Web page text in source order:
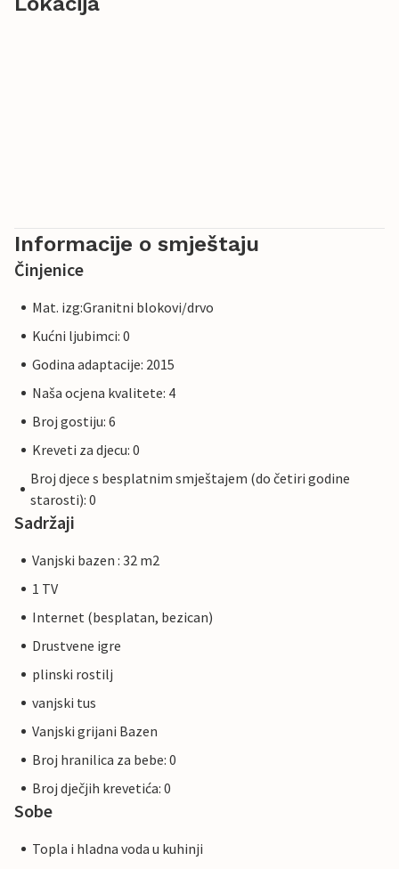
Informacije o smještaju
Činjenice
Mat. izg:Granitni blokovi/drvo
Kućni ljubimci: 0
Godina adaptacije: 2015
Naša ocjena kvalitete: 4
Broj gostiju: 6
Kreveti za djecu: 0
Broj djece s besplatnim smještajem (do četiri godine
starosti): 0
Sadržaji
Vanjski bazen : 32 m2
1 TV
Internet (besplatan, bezican)
Drustvene igre
plinski rostilj
vanjski tus
Vanjski grijani Bazen
Broj hranilica za bebe: 0
Broj dječjih krevetića: 0
Sobe
Topla i hladna voda u kuhinji